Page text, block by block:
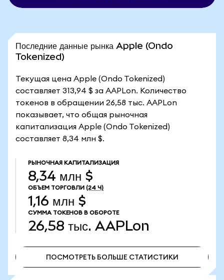
Последние данные рынка Apple (Ondo
Tokenized)
Текущая цена Apple (Ondo Tokenized)
составляет 313,94 $ за AAPLon. Количество
токенов в обращении 26,58 тыс. AAPLon
показывает, что общая рыночная
капитализация Apple (Ondo Tokenized)
составляет 8,34 млн $.
РЫНОЧНАЯ КАПИТАЛИЗАЦИЯ
8,34 млн $
ОБЪЕМ ТОРГОВЛИ (24 Ч)
1,16 млн $
СУММА ТОКЕНОВ В ОБОРОТЕ
26,58 тыс. AAPLon
ПОСМОТРЕТЬ БОЛЬШЕ СТАТИСТИКИ